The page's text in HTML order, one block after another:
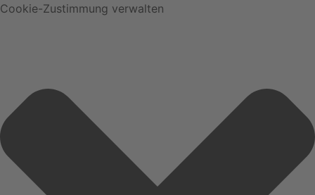
Cookie-Zustimmung verwalten